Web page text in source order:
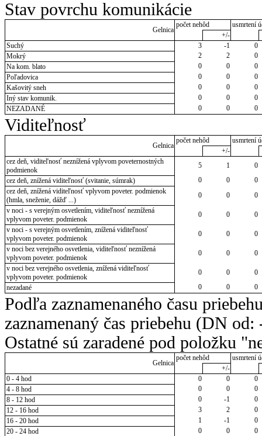
Stav povrchu komunikácie
Gelnica
počet nehôd
usmrtení
+/-
Suchý
3 -1
0
Mokrý
2 2
0
Na kom. blato
0 0
0
Poľadovica
0 0
0
Kašovitý sneh
0 0
0
Iný stav komunik.
0 0
0
NEZADANÉ
0 0 0
Viditeľnosť
Gelnica
počet nehôd
usmrtení
+/-
cez deň, viditeľnosť neznížená vplyvom poveternostných
podmienok
5 1
0
cez deň, znížená viditeľnosť (svitanie, súmrak)
0 0
0
cez deň, znížená viditeľnosť vplyvom poveter. podmienok
(hmla, sneženie, dážď ...)
0 0
0
v noci - s verejným osvetlením, viditeľnosť neznížená
vplyvom poveter. podmienok
0 0
0
v noci - s verejným osvetlením, znížená viditeľnosť
vplyvom poveter. podmienok
0 0
0
v noci bez verejného osvetlenia, viditeľnosť neznížená
vplyvom poveter. podmienok
0 0
0
v noci bez verejného osvetlenia, znížená viditeľnosť
vplyvom poveter. podmienok
0 0
0
nezadané
0 0 0
Podľa zaznamenaného času
zaznamenaný čas priebehu (DN
Ostatné sú zaradené pod položku
Gelnica
počet nehôd
usmrtení
+/-
0 - 4 hod
0 0
0
4 - 8 hod
0 0
0
8 - 12 hod
0 -1
0
12 - 16 hod
3 2
0
16 - 20 hod
1 -1
0
20 - 24 hod
0 0
0